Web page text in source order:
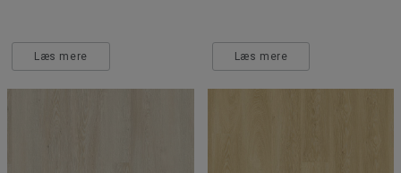
Læs mere Læs mere